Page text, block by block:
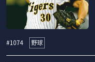
#1074 野球